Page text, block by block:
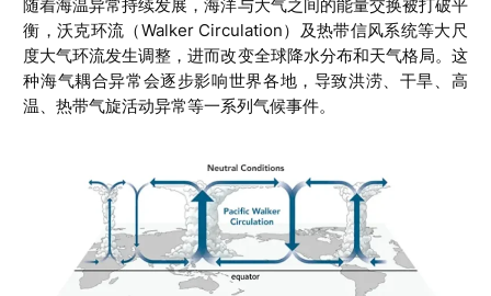
随着海温异常持续发展，海洋与大气之间的能量交换被打破平
衡，沃克环流（Walker Circulation）及热带信风系统等大尺
度大气环流发生调整，进而改变全球降水分布和天气格局。这
种海气耦合异常会逐步影响世界各地，导致洪涝、干旱、高
温、热带气旋活动异常等一系列气候事件。